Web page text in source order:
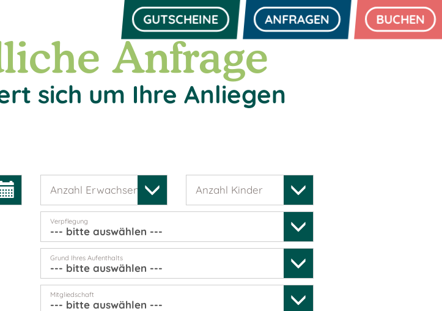
GUTSCHEINE ANFRAGEN BUCHEN
Anfrage
sich um Ihre Anliegen
Anzahl Erwachsene* Anzahl Kinder
Verpflegung
Grund Ihres Aufenthalts
Mitgliedschaft